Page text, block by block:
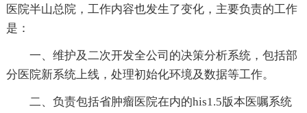
医院半山总院，工作内容也发生了变化，主要负责的工作
是：
一、维护及二次开发全公司的决策分析系统，包括部
分医院新系统上线，处理初始化环境及数据等工作。
二、负责包括省肿瘤医院在内的his1.5版本医嘱系统